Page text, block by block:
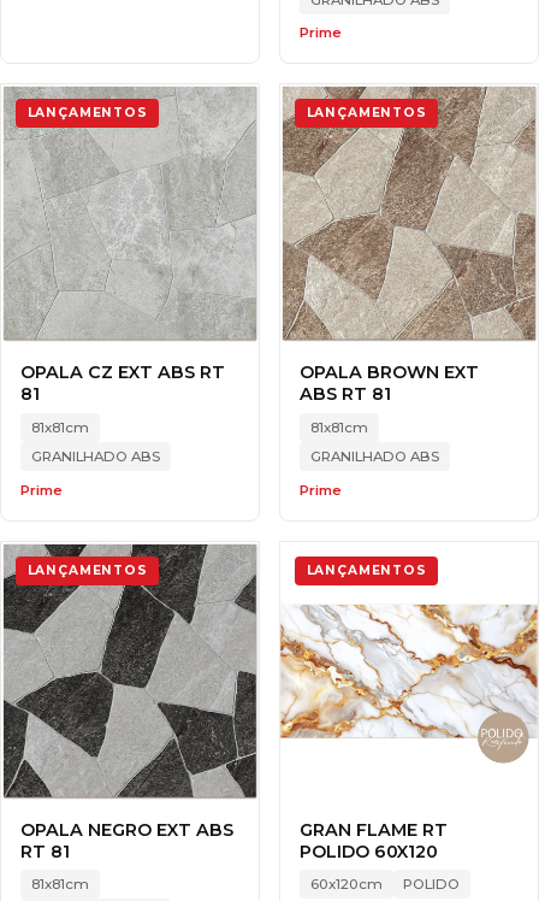
Prime
LANÇAMENTOS
OPALA CZ EXT ABS RT
81
81x81cm
GRANILHADO ABS
Prime
LANÇAMENTOS
OPALA BROWN EXT
ABS RT 81
81x81cm
GRANILHADO ABS
Prime
LANÇAMENTOS
OPALA NEGRO EXT ABS
RT 81
81x81cm
LANÇAMENTOS
GRAN FLAME RT
POLIDO 60X120
60x120cm POLIDO